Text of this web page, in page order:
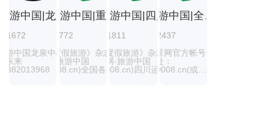
游中国|龙泉
1672
游中国龙泉中心
东来
旅游中国|重庆
1772
《度假旅游》杂志官
网-旅游中国
(9008.cn)全国各区
旅游中国|四川
1811
《度假旅游》杂志
官网-旅游中国
(9008.cn)四川运营
2437
全景网官方帐号，
网址：
vr.9008.cn(或